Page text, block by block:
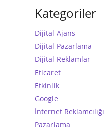
Kategoriler
Dijital Ajans
Dijital Pazarlama
Dijital Reklamlar
Eticaret
Etkinlik
Google
İnternet Reklamcılığı
Pazarlama